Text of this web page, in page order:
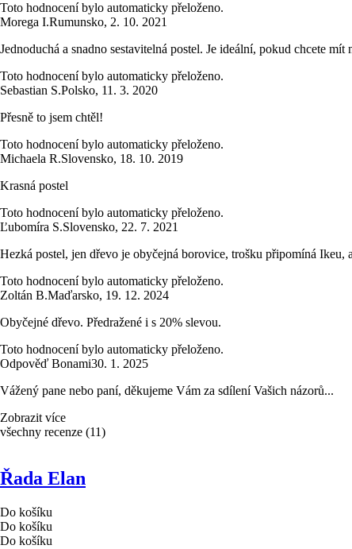
Toto hodnocení bylo automaticky přeloženo.
Morega I.Rumunsko, 2. 10. 2021
Jednoduchá a snadno sestavitelná postel. Je ideální, pokud chcete
Toto hodnocení bylo automaticky přeloženo.
Sebastian S.Polsko, 11. 3. 2020
Přesně to jsem chtěl!
Toto hodnocení bylo automaticky přeloženo.
Michaela R.Slovensko, 18. 10. 2019
Krasná postel
Toto hodnocení bylo automaticky přeloženo.
Ľubomíra S.Slovensko, 22. 7. 2021
Hezká postel, jen dřevo je obyčejná borovice, trošku připomíná
Toto hodnocení bylo automaticky přeloženo.
Zoltán B.Maďarsko, 19. 12. 2024
Obyčejné dřevo. Předražené i s 20% slevou.
Toto hodnocení bylo automaticky přeloženo.
Odpověď Bonami30. 1. 2025
Vážený pane nebo paní, děkujeme Vám za sdílení Vašich názorů...
Zobrazit více
všechny recenze (11)
Řada Elan
Do košíku
Do košíku
Do košíku